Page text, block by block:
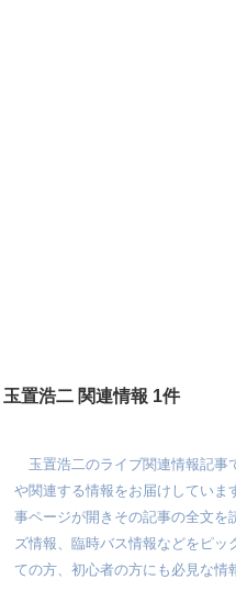
玉置浩二 関連情報 1件
玉置浩二のライブ関連情報記事
や関連する情報をお届けしてい
事ページが開きその記事の全文を
ズ情報、臨時バス情報などをピ
ての方、初心者の方にも必見な情